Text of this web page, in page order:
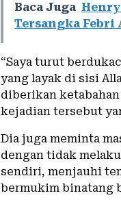
Baca Juga
Tersangka Febri
“Saya turut
yang layak di sisi
diberikan
kejadian tersebut
Dia juga meminta
dengan tidak
sendiri, menjauhi
bermukim binatang